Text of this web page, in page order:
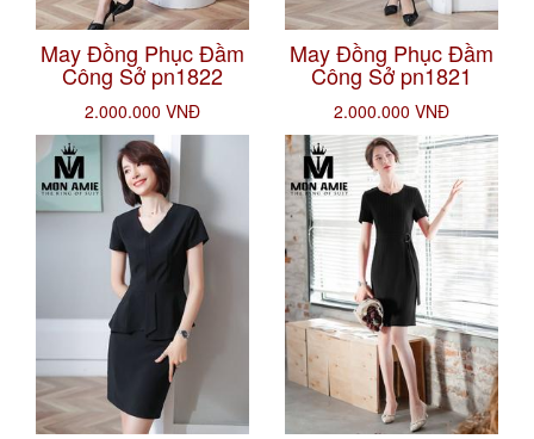
May Đồng Phục Đầm
Công Sở pn1822
2.000.000 VNĐ
May Đồng Phục Đầm
Công Sở pn1821
2.000.000 VNĐ